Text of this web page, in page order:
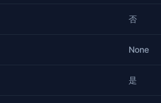
否
None
是